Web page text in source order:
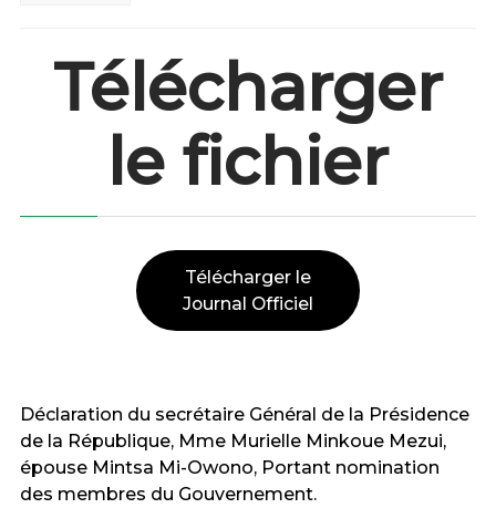
Télécharger
le fichier
Télécharger le
Journal Officiel
Déclaration du secrétaire Général de la Présidence
de la République, Mme Murielle Minkoue Mezui,
épouse Mintsa Mi-Owono, Portant nomination
des membres du Gouvernement.